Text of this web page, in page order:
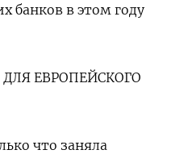
банков в этом году
ЕВРОПЕЙСКОГО
что заняла